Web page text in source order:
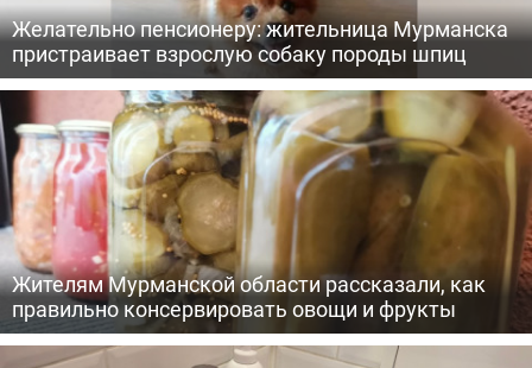
Желательно пенсионеру: жительница Мурманска
пристраивает взрослую собаку породы шпиц
Жителям Мурманской области рассказали, как
правильно консервировать овощи и фрукты